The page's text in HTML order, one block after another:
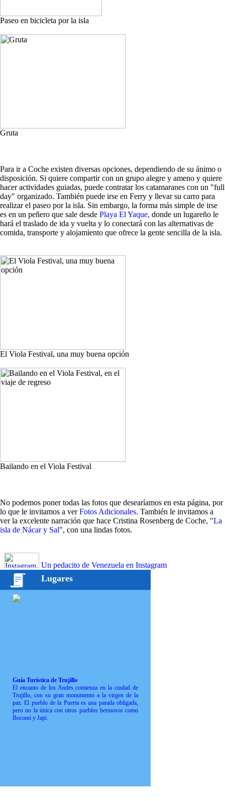
Paseo en bicicleta por la isla
Gruta
Para ir a Coche existen diversas opciones, dependiendo de su ánimo o
disposición. Si quiere compartir con un grupo alegre y ameno y quiere
hacer actividades guiadas, puede contratar los catamaranes con un "full
day" organizado. También puede irse en Ferry y llevar su carro para
realizar el paseo por la isla. Sin embargo, la forma más simple de irse
es en un peñero que sale desde Playa El Yaque, donde un lugareño le
hará el traslado de ida y vuelta y lo conectará con las alternativas de
comida, transporte y alojamiento que ofrece la gente sencilla de la isla.
El Viola Festival, una muy buena opción
Bailando en el Viola Festival
No podemos poner todas las fotos que desearíamos en esta página, por
lo que le invitamos a verFotos Adicionales. También le invitamos a
ver la excelente narración que hace Cristina Rosenberg de Coche, "La
isla de Nácar y Sal", con una lindas fotos.
Un pedacito de Venezuela en Instagram
Lugares
Guía Turística de Trujillo
El encanto de los Andes comienza en la ciudad de
Trujillo, con su gran monumento a la virgen de la
paz. El pueblo de la Puerta es una parada obligada,
pero no la única con otros pueblos hermosos como
Boconó y Jajó.